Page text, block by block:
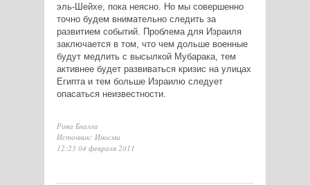
эль-Шейхе, пока неясно. Но мы совершенно
точно будем внимательно следить за
развитием событий. Проблема для Израиля
заключается в том, что чем дольше военные
будут медлить с высылкой Мубарака, тем
активнее будет развиваться кризис на улицах
Египта и тем больше Израилю следует
опасаться неизвестности.
Рива Бхалла
Источник: Иносми
12:23 04 февраля 2011